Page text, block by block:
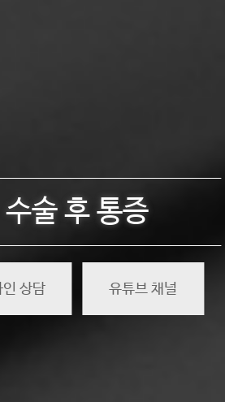
수술 후 통증
상담 유튜브 채널